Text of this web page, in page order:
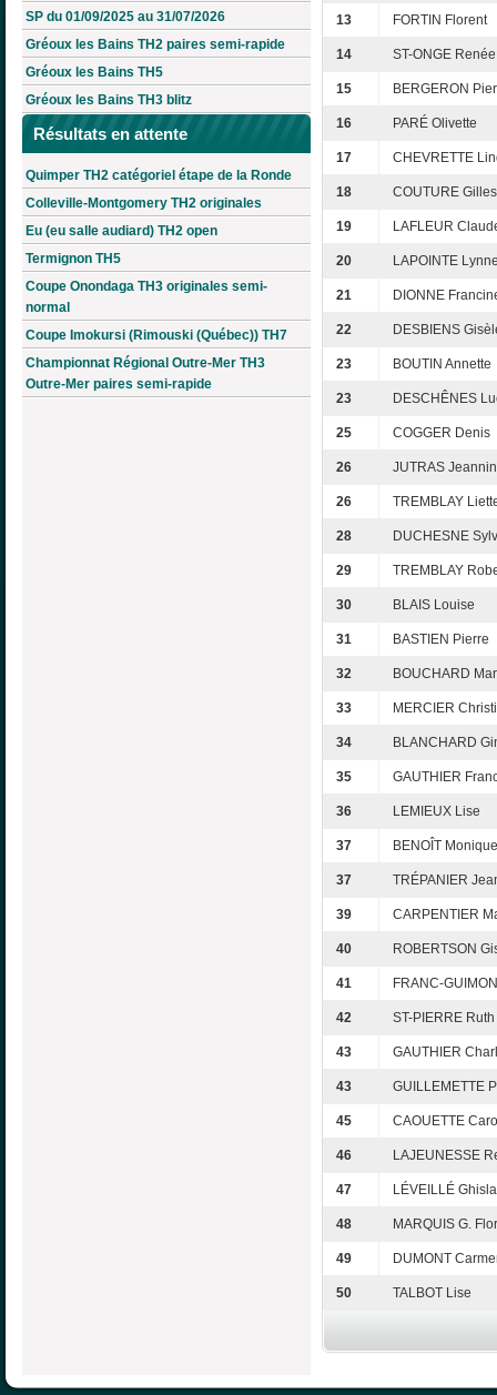
SP du 01/09/2025 au 31/07/2026
Gréoux les Bains TH2 paires semi-rapide
Gréoux les Bains TH5
Gréoux les Bains TH3 blitz
Résultats en attente
Quimper TH2 catégoriel étape de la Ronde
Colleville-Montgomery TH2 originales
Eu (eu salle audiard) TH2 open
Termignon TH5
Coupe Onondaga TH3 originales semi-
normal
Coupe Imokursi (Rimouski (Québec)) TH7
Championnat Régional Outre-Mer TH3
Outre-Mer paires semi-rapide
13 FORTIN Florent
14 ST-ONGE Renée
15 BERGERON
16 PARÉ Olivette
17 CHEVRETTE
18 COUTURE Gilles
19 LAFLEUR
20 LAPOINTE
21 DIONNE
22 DESBIENS
23 BOUTIN Annette
23 DESCHÊNES
25 COGGER Denis
26 JUTRAS
26 TREMBLAY
28 DUCHESNE
29 TREMBLAY
30 BLAIS Louise
31 BASTIEN Pierre
32 BOUCHARD
33 MERCIER
34 BLANCHARD
35 GAUTHIER
36 LEMIEUX Lise
37 BENOÎT Monique
37 TRÉPANIER
39 CARPENTIER
40 ROBERTSON
41 FRANC-
42 ST-PIERRE Ruth
43 GAUTHIER
43 GUILLEMETTE
45 CAOUETTE
46 LAJEUNESSE
47 LÉVEILLÉ
48 MARQUIS G.
49 DUMONT
50 TALBOT Lise